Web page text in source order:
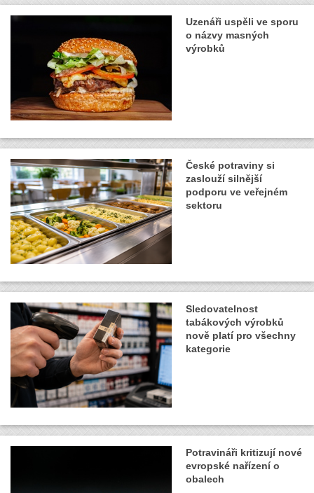
Uzenáři uspěli ve sporu
o názvy masných
výrobků
České potraviny si
zaslouží silnější
podporu ve veřejném
sektoru
Sledovatelnost
tabákových výrobků
nově platí pro všechny
kategorie
Potravináři kritizují nové
evropské nařízení o
obalech